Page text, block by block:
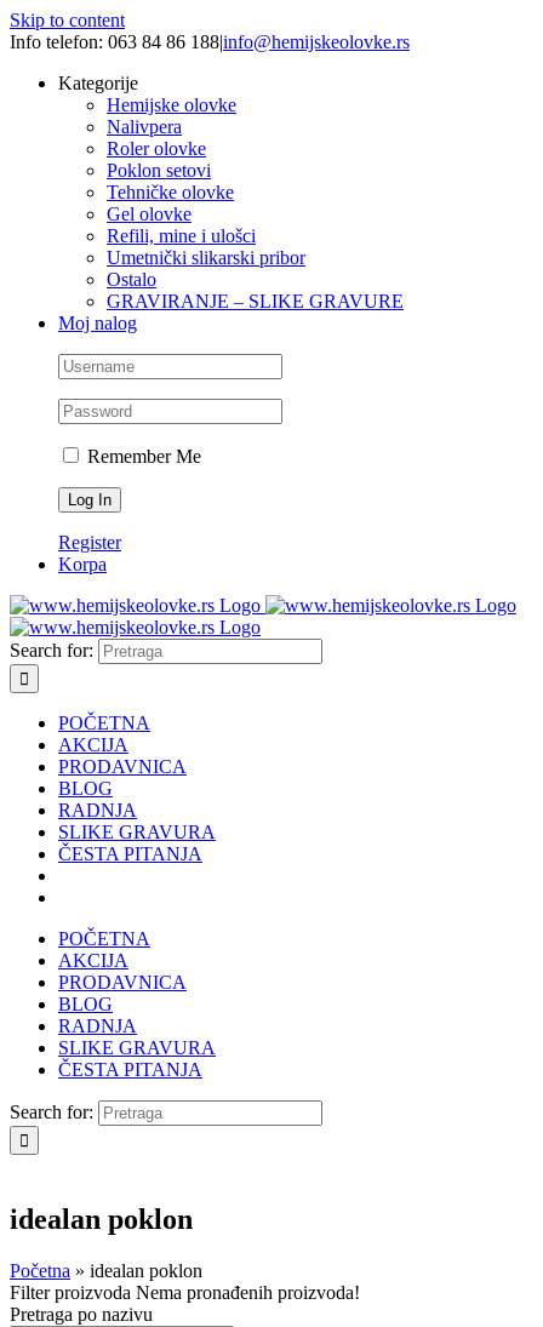
Skip to content
Info telefon: 063 84 86 188|info@hemijskeolovke.rs
Kategorije
Hemijske olovke
Nalivpera
Roler olovke
Poklon setovi
Tehničke olovke
Gel olovke
Refili, mine i ulošci
Umetnički slikarski pribor
Ostalo
GRAVIRANJE – SLIKE GRAVURE
Moj nalog
Remember Me
Register
Korpa
Search for:
POČETNA
AKCIJA
PRODAVNICA
BLOG
RADNJA
SLIKE GRAVURA
ČESTA PITANJA
POČETNA
AKCIJA
PRODAVNICA
BLOG
RADNJA
SLIKE GRAVURA
ČESTA PITANJA
Search for:
idealan poklon
Početna » idealan poklon
Filter proizvoda Nema pronađenih proizvoda!
Pretraga po nazivu